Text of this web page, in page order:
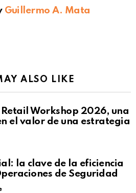
Guillermo A. Mata
ALSO LIKE
Retail Workshop 2026, una
el valor de una estrategia
la clave de la eficiencia
de Seguridad